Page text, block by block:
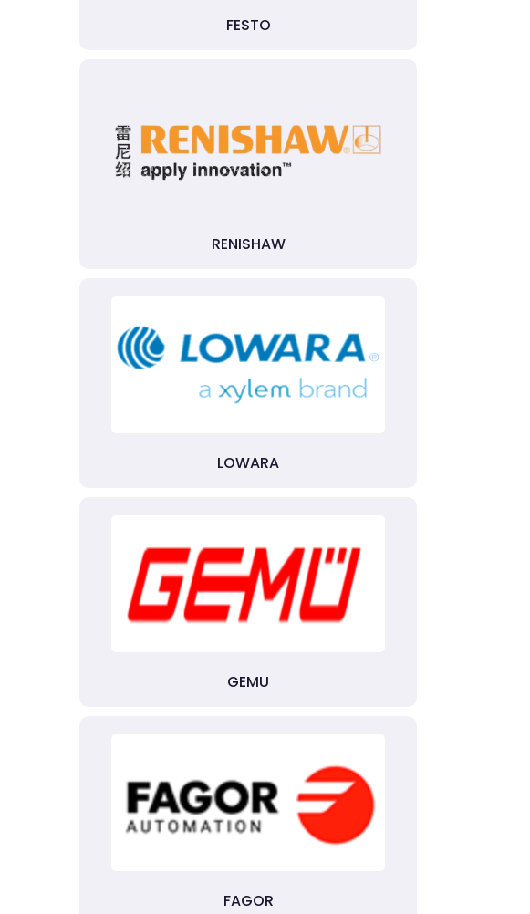
FESTO
RENISHAW
LOWARA
GEMU
FAGOR